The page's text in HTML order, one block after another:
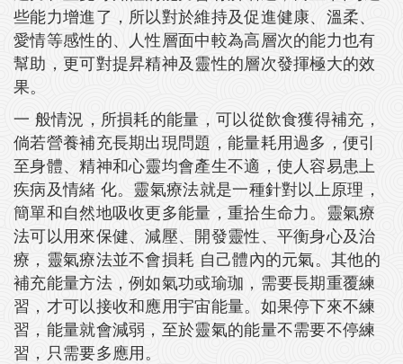
些能力增進了，所以對於維持及促進健康、溫柔、
愛情等感性的、人性層面中較為高層次的能力也有
幫助，更可對提昇精神及靈性的層次發揮極大的效
果。
一 般情況，所損耗的能量，可以從飲食獲得補充，
倘若營養補充長期出現問題，能量耗用過多，便引
至身體、精神和心靈均會產生不適，使人容易患上
疾病及情緒 化。靈氣療法就是一種針對以上原理，
簡單和自然地吸收更多能量，重拾生命力。靈氣療
法可以用來保健、減壓、開發靈性、平衡身心及治
療，靈氣療法並不會損耗 自己體內的元氣。其他的
補充能量方法，例如氣功或瑜珈，需要長期重覆練
習，才可以接收和應用宇宙能量。如果停下來不練
習，能量就會減弱，至於靈氣的能量不需要不停練
習，只需要多應用。